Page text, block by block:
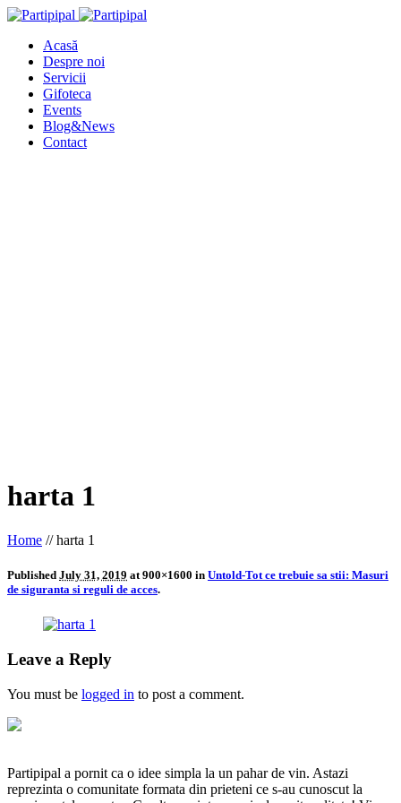
Acasă
Despre noi
Servicii
Gifoteca
Events
Blog&News
Contact
harta 1
Home //harta 1
Published July 31, 2019 at 900×1600 in Untold-Tot ce trebuie sa stii: Masuri
de siguranta si reguli de acces.
Leave a Reply
You must be logged in to post a comment.
Partipipal a pornit ca o idee simpla la un pahar de vin. Astazi
reprezinta o comunitate formata din prieteni ce s-au cunoscut la